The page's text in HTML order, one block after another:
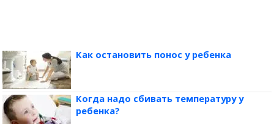
Как остановить понос у ребенка
Когда надо сбивать температуру у
ребенка?